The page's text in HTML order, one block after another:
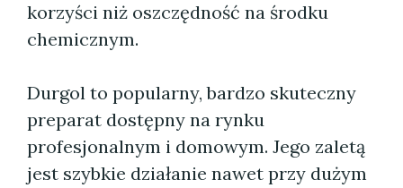
korzyści niż oszczędność na środku
chemicznym.
Durgol to popularny, bardzo skuteczny
preparat dostępny na rynku
profesjonalnym i domowym. Jego zaletą
jest szybkie działanie nawet przy dużym